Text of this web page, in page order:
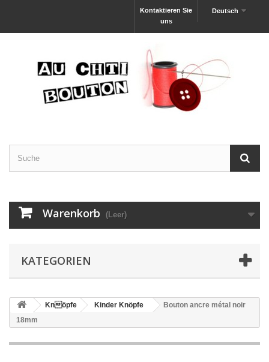
Deutsch
Kontaktieren Sie
uns
Warenkorb (Leer)
KATEGORIEN
Knöpfe Kinder Knöpfe
Bouton ancre métal noir
18mm